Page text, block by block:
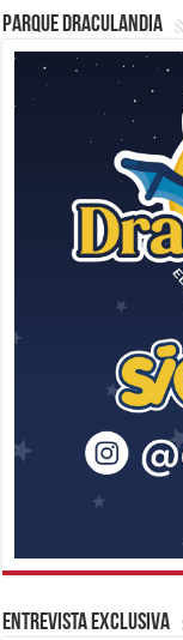
Parque Draculandia
Entrevista Exclusiva